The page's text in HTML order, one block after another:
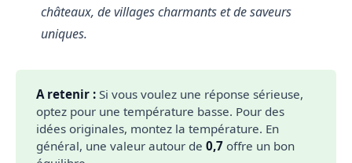
châteaux, de villages charmants et de saveurs
uniques.
A retenir :Si vous voulez une réponse sérieuse,
optez pour une température basse. Pour des
idées originales, montez la température. En
général, une valeur autour de 0,7offre un bon